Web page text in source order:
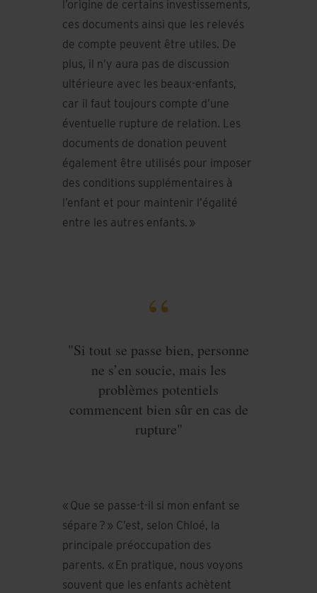
l’origine de certains investissements,
ces documents ainsi que les relevés
de compte peuvent être utiles. De
plus, il n’y aura pas de discussion
ultérieure avec les beaux-enfants,
car il faut toujours compte d’une
éventuelle rupture de relation. Les
documents de donation peuvent
également être utilisés pour imposer
des conditions supplémentaires à
l’enfant et pour maintenir l’égalité
entre les autres enfants. »
"Si tout se passe bien, personne
ne s’en soucie, mais les
problèmes potentiels
commencent bien sûr en cas de
rupture"
« Que se passe-t-il si mon enfant se
sépare ? » C’est, selon Chloé, la
principale préoccupation des
parents. « En pratique, nous voyons
souvent que les enfants achètent